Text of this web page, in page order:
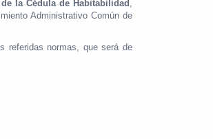
la Cédula de Habitabilidad
Administrativo Común de
referidas normas, que será de